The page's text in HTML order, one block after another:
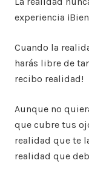
experiencia
Cuando la
harás libre de
recibo realidad!
Aunque no
que cubre tus
realidad que te
realidad que